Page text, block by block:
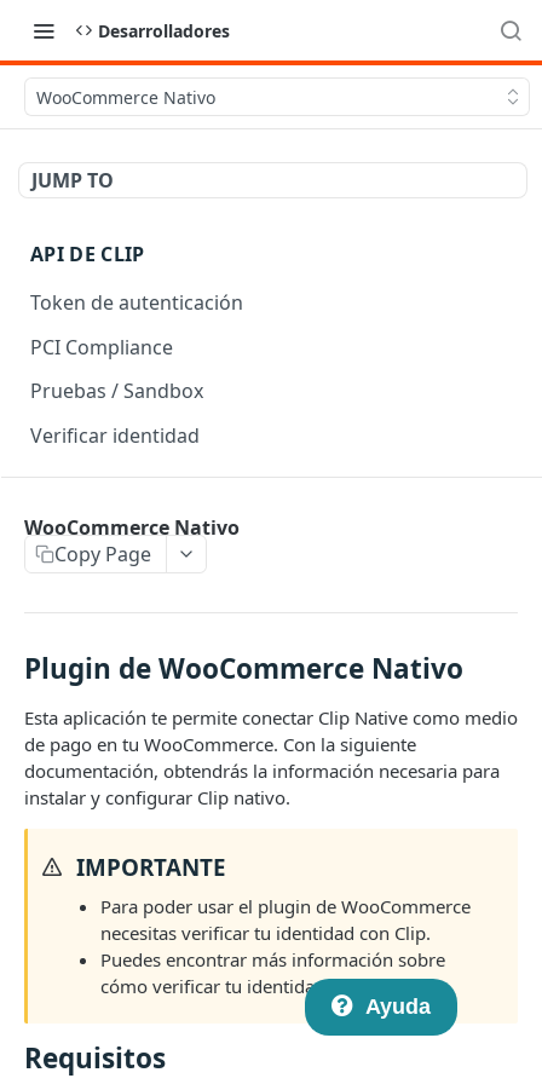
Ayuda
Desarrolladores
WooCommerce Nativo
JUMP TO
API DE CLIP
Token de autenticación
PCI Compliance
Pruebas / Sandbox
Verificar identidad
Introducción a Checkout Redireccionado
Consulta el estado de un link de pago
Aceptar USD
Webhooks
Crear un nuevo link de pago
Consulta el estado de un link de pago
Introducción a Checkout Clip v1
Introducción al Checkout Transparente
Generar un card token
Obtener detalles de una transacción individual
WooCommerce Nativo
Copy Page
Plugin de WooCommerce Nativo
Esta aplicación te permite conectar Clip Native como medio
de pago en tu WooCommerce. Con la siguiente
documentación, obtendrás la información necesaria para
instalar y configurar Clip nativo.
IMPORTANTE
Para poder usar el plugin de WooCommerce
necesitas verificar tu identidad con Clip.
Puedes encontrar más información sobre
cómo verificar tu identidadaquí.
Requisitos